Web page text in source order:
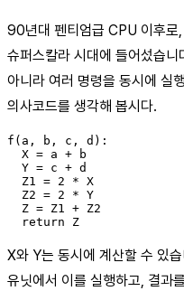
90년대 펜티엄급 CPU 이후
슈퍼스칼라 시대에 들어섰습
아니라 여러 명령을 동시에 실
의사코드를 생각해 봅시다.
f(a, b, c, d):
X = a + b
  Y = c + d
  Z1 = 2 * X
  Z2 = 2 * Y
  Z = Z1 + Z2
X와 Y는 동시에 계산할 수 있
유닛에서 이를 실행하고, 결과